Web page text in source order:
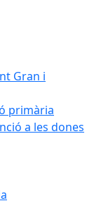
Gran i
primària
a les dones